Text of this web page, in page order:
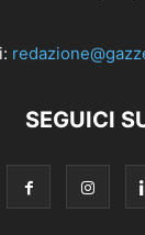
SEGUICI